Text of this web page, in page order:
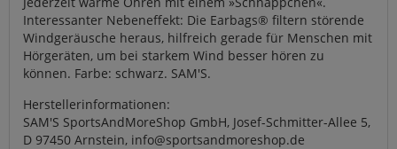
Interessanter Nebeneffekt: Die Earbags® filtern störende
Windgeräusche heraus, hilfreich gerade für Menschen mit
Hörgeräten, um bei starkem Wind besser hören zu
können. Farbe: schwarz. SAM'S.
Herstellerinformationen:
SAM'S SportsAndMoreShop GmbH, Josef-Schmitter-Allee 5,
D 97450 Arnstein, info@sportsandmoreshop.de